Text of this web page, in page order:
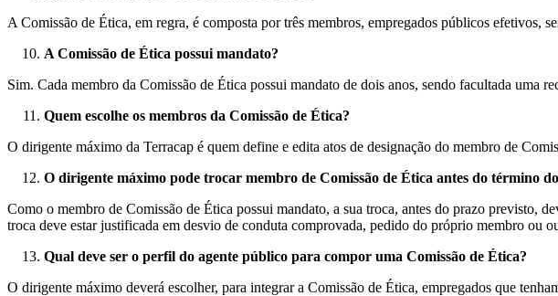
A Comissão de Ética, em regra, é composta por três membros, empregados públicos efetivos,
A Comissão de Ética possui mandato?
Sim. Cada membro da Comissão de Ética possui mandato de dois anos, sendo facultada uma
Quem escolhe os membros da Comissão de Ética?
O dirigente máximo da Terracap é quem define e edita atos de designação do membro de
O dirigente máximo pode trocar membro de Comissão de Ética antes do término
Como o membro de Comissão de Ética possui mandato, a sua troca, antes do prazo previsto,
troca deve estar justificada em desvio de conduta comprovada, pedido do próprio membro ou
Qual deve ser o perfil do agente público para compor uma Comissão de Ética?
O dirigente máximo deverá escolher, para integrar a Comissão de Ética, empregados que